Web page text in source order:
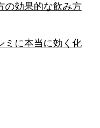
の効果的な飲み方
ミに本当に効く化